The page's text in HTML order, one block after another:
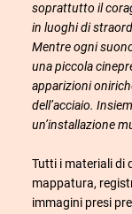
soprattutto il
in luoghi di
Mentre ogni
una piccola
apparizioni
dell’acciaio.
un’installazione
Tutti i materiali di
mappatura,
immagini presi